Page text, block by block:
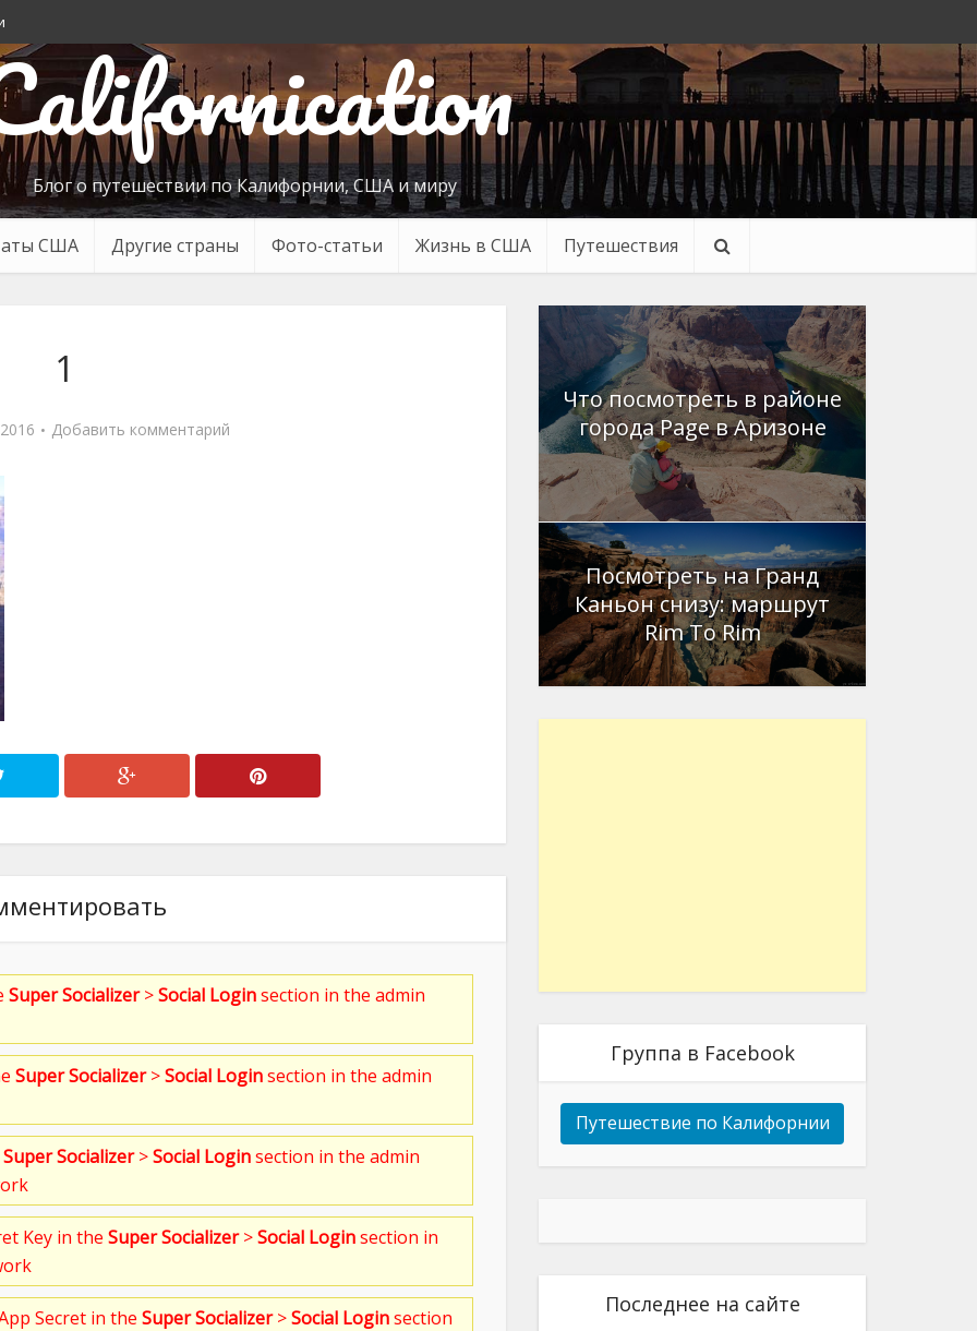
Блог о путешествии по Калифорнии, США и миру
США Другие страны Фото-статьи Жизнь в США Путешествия
1
Добавить комментарий
Super Socializer>Social Loginsection in the admin
Super Socializer>Social Loginsection in the admin
Super Socializer>Social Loginsection in the admin
Key in the Super Socializer>Social Loginsection in
Secret in the Super Socializer>Social Loginsection
Что посмотреть в районе
города Page в Аризоне
Посмотреть на Гранд
Каньон снизу: маршрут
Rim To Rim
Группа в Facebook
Путешествие по Калифорнии
Последнее на сайте